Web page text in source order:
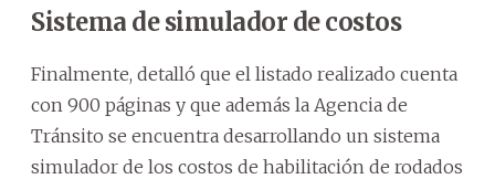
Sistema de simulador de costos
Finalmente, detalló que el listado realizado cuenta
con 900 páginas y que además la Agencia de
Tránsito se encuentra desarrollando un sistema
simulador de los costos de habilitación de rodados